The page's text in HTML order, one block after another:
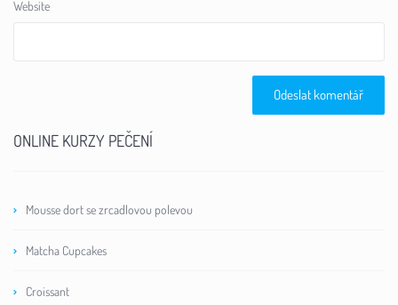
Website
ONLINE KURZY PEČENÍ
Mousse dort se zrcadlovou polevou
Matcha Cupcakes
Croissant